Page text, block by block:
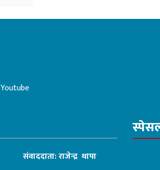
Youtube
संवाददाता: राजेन्द्र थापा